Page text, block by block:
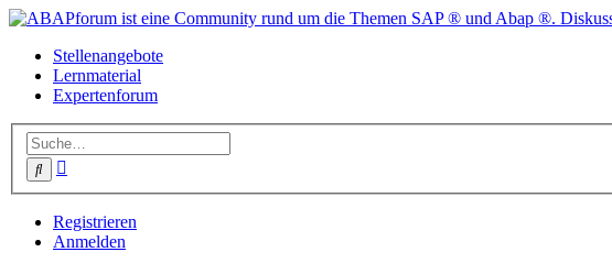
Stellenangebote
Lernmaterial
Expertenforum
Suche
Registrieren
Anmelden